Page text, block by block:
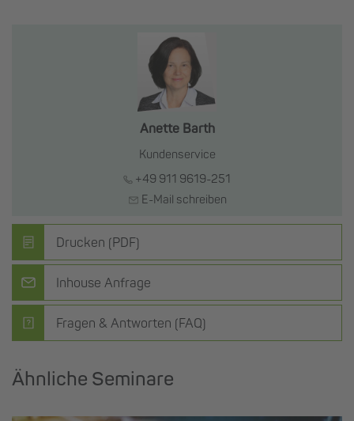
Anette Barth
Kundenservice
+49 911 9619-251
E-Mail schreiben
Drucken (PDF)
Inhouse Anfrage
Fragen & Antworten (FAQ)
Ähnliche Seminare